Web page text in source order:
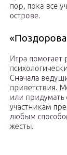
пор, пока все
острове.
Игра помогает
Сначала
приветствия.
или придумать
участникам
любым
жесты.